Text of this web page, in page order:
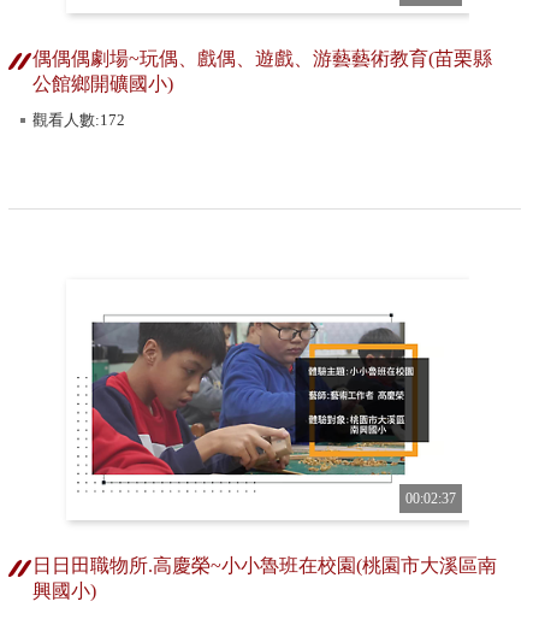
偶偶偶劇場~玩偶、戲偶、遊戲、游藝藝術教育(苗栗縣
公館鄉開礦國小)
觀看人數:172
00:02:37
日日田職物所.高慶榮~小小魯班在校園(桃園市大溪區南
興國小)